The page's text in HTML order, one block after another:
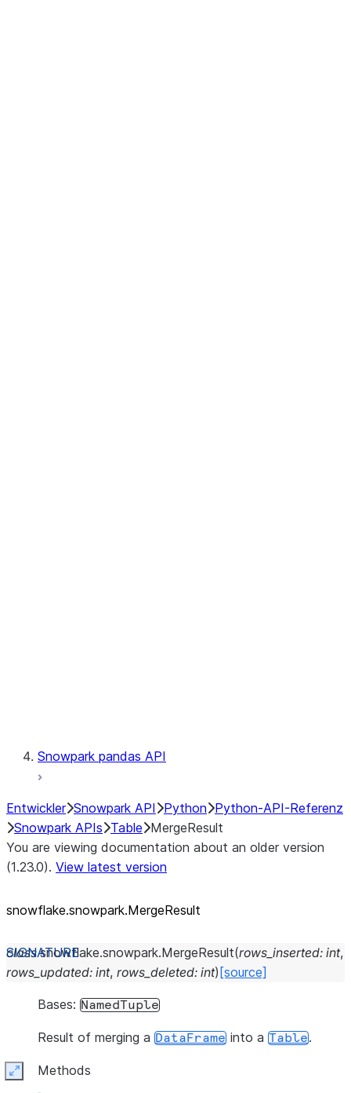
Snowpark pandas API
Entwickler Snowpark API Python Python-API-Referenz
Snowpark APIs Table MergeResult
You are viewing documentation about an older version
(1.23.0). View latest version
snowflake.snowpark.MergeResult
class snowflake.snowpark.MergeResult(rows_inserted: int,
rows_updated: int, rows_deleted: int) [source]
Bases: NamedTuple
Result of merging a DataFrame into a Table.
Methods
Expand